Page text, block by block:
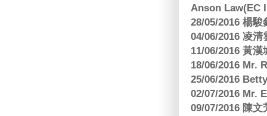
Anson Law(EC
28/05/2016 楊
04/06/2016 凌
11/06/2016 黃
18/06/2016 Mr.
25/06/2016
02/07/2016 Mr.
09/07/2016 陳